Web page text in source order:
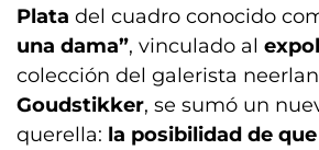
Plata del cuadro conocido
una dama”, vinculado al
colección del galerista
Goudstikker, se sumó un
querella: la posibilidad de